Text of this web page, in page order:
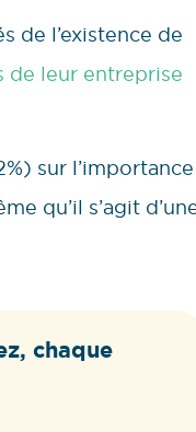
de l’existence de
de leur entreprise
sur l’importance
qu’il s’agit
chaque